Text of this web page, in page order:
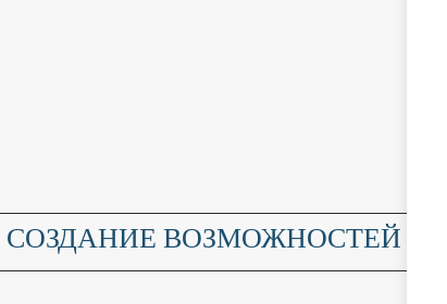
СОЗДАНИЕ ВОЗМОЖНОСТЕЙ